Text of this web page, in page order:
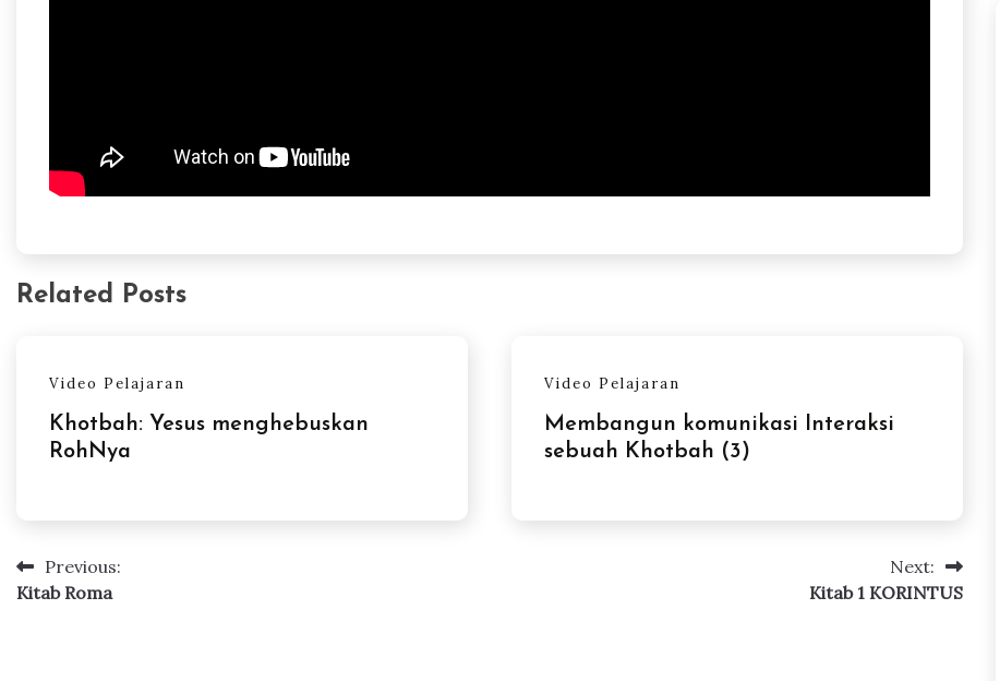
Related Posts
Video Pelajaran
Khotbah: Yesus menghebuskan
RohNya
Video Pelajaran
Membangun komunikasi Interaksi
sebuah Khotbah (3)
PostPrevious:
Kitab Roma
Next:
Kitab 1 KORINTUS